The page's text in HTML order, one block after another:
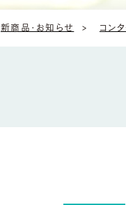
新商品・お知らせ コン